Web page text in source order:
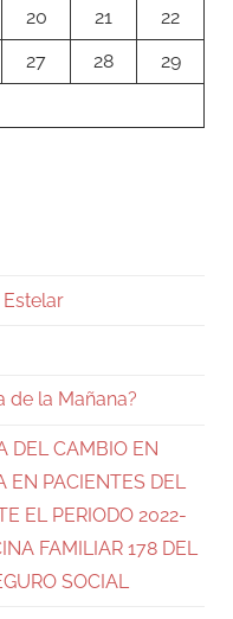
20 21
22
27 28
29
de la Mañana?
DEL CAMBIO EN
EN PACIENTES DEL
EL PERIODO 2022-
FAMILIAR 178 DEL
SOCIAL